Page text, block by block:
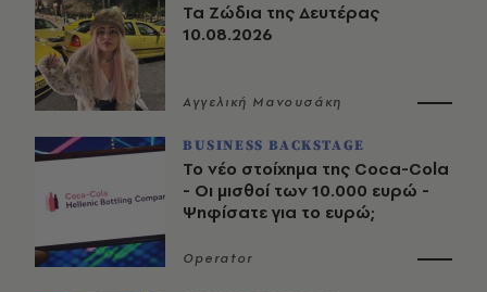
Τα Ζώδια της Δευτέρας
10.08.2026
Αγγελική Μανουσάκη
BUSINESS BACKSTAGE
Το νέο στοίχημα της Coca-Cola
- Οι μισθοί των 10.000 ευρώ -
Ψηφίσατε για το ευρώ;
Operator